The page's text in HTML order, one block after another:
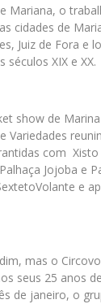
Mariana, o
cidades de
Juiz de Fora e
XIX e XX.
show de
Variedades
com Xisto
Jojoba e
e
mas o
seus 25 anos
de janeiro, o